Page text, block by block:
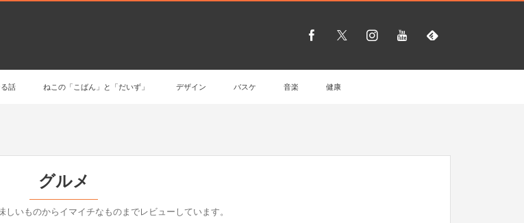
話 ねこの「こばん」と「だいず」 デザイン バスケ 音楽 健康
グルメ
しいものからイマイチなものまでレビューしています。